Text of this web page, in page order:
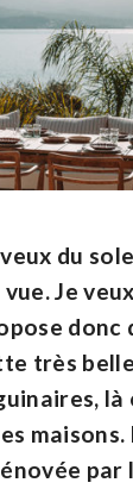
du
Je
donc
très
là
maisons.
par